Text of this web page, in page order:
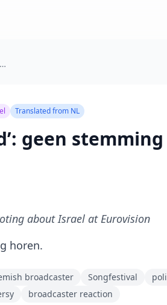
‘Dat is afgehandeld’: geen stemming meer over Israël op Songfestival
Translated from NL
geen
about Israel at Eurovision
horen.
broadcaster Songfestival
broadcaster reaction